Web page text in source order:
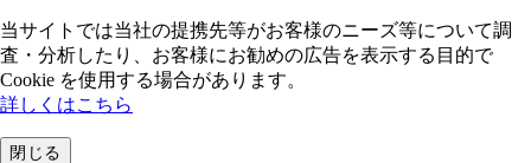
当サイトでは当社の提携先等がお客様のニーズ等について調
査・分析したり、お客様にお勧めの広告を表⽰する⽬的で
Cookie を使⽤する場合があります。
詳しくはこちら
閉じる